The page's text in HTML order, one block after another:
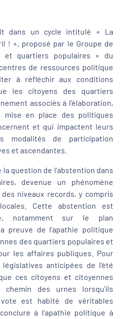
dans un cycle intitulé « La
! », proposé par le Groupe de
et quartiers populaires » du
de ressources politique
à réfléchir aux conditions
les citoyens des quartiers
associés à l’élaboration,
en place des politiques
et qui impactent leurs
modalités de participation
et ascendantes.
la question de l’abstention dans
devenue un phénomène
niveaux records, y compris
Cette abstention est
notamment sur le plan
preuve de l’apathie politique
des quartiers populaires et
les affaires publiques. Pour
anticipées de l’été
ces citoyens et citoyennes
des urnes lorsqu’ils
est habité de véritables
à l’apathie politique à